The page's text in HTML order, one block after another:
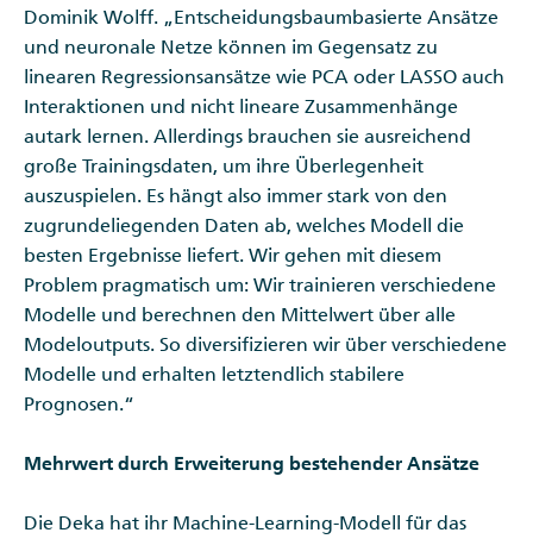
Dominik Wolff. „Entscheidungsbaumbasierte Ansätze
und neuronale Netze können im Gegensatz zu
linearen Regressionsansätze wie PCA oder LASSO auch
Interaktionen und nicht lineare Zusammenhänge
autark lernen. Allerdings brauchen sie ausreichend
große Trainingsdaten, um ihre Überlegenheit
auszuspielen. Es hängt also immer stark von den
zugrundeliegenden Daten ab, welches Modell die
besten Ergebnisse liefert. Wir gehen mit diesem
Problem pragmatisch um: Wir trainieren verschiedene
Modelle und berechnen den Mittelwert über alle
Modeloutputs. So diversifizieren wir über verschiedene
Modelle und erhalten letztendlich stabilere
Prognosen.“
Mehrwert durch Erweiterung bestehender Ansätze
Die Deka hat ihr Machine-Learning-Modell für das